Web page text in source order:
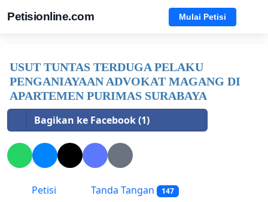
Petisionline.com Mulai Petisi
USUT TUNTAS TERDUGA PELAKU
PENGANIAYAAN ADVOKAT MAGANG DI
APARTEMEN PURIMAS SURABAYA
Bagikan ke Facebook (1)
Petisi Tanda Tangan 147